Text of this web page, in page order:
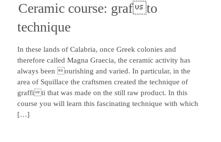
Ceramic course: grafto
technique
In these lands of Calabria, once Greek colonies and
therefore called Magna Graecia, the ceramic activity has
always been ourishing and varied. In particular, in the
area of Squillace the craftsmen created the technique of
graffiti that was made on the still raw product. In this
course you will learn this fascinating technique with which
[…]